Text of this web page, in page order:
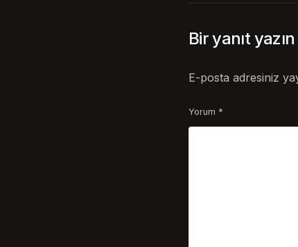
Bir yanıt yazın
E-posta adresiniz
Yorum *